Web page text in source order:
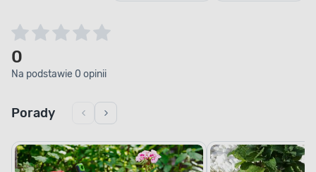
0
Na podstawie 0 opinii
Porady